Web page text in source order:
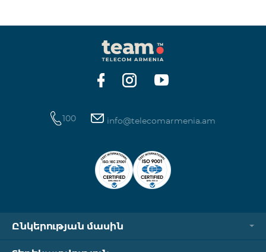
100 info@telecomarmenia.am
Ընկերության մասին